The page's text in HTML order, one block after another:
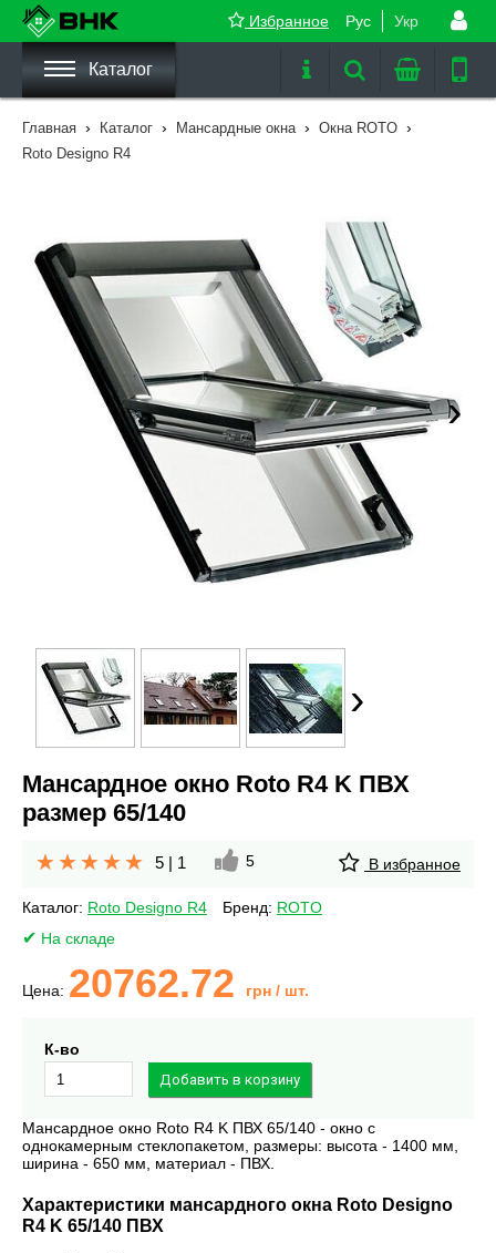
Рус Укр
Избранное
Каталог
Главная › Каталог › Мансардные окна › Окна ROTO ›
Roto Designo R4
›
›
Мансардное окно Roto R4 K ПВХ
размер 65/140
5 | 1 5 В избранное
Каталог: Roto Designo R4 Бренд: ROTO
На складе
Цена: 20762.72 грн / шт.
К-во
Мансардное окно Roto R4 K ПВХ 65/140 - окно с
однокамерным стеклопакетом, размеры: высота - 1400 мм,
ширина - 650 мм, материал - ПВХ.
Характеристики мансардного окна Roto Designo
R4 K 65/140 ПВХ